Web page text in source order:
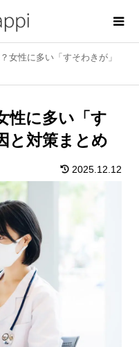
女性に多い「すそわきが」
性に多い「す
と対策まとめ
2025.12.12